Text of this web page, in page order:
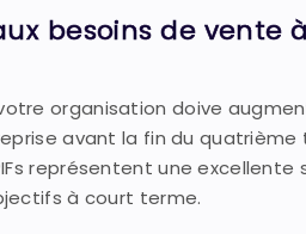
besoins de vente
organisation doive
avant la fin du
représentent une
à court terme.